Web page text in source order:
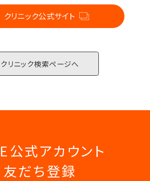
クリニック公式サイト
クリニック検索ページへ
公式アカウント
友だち登録